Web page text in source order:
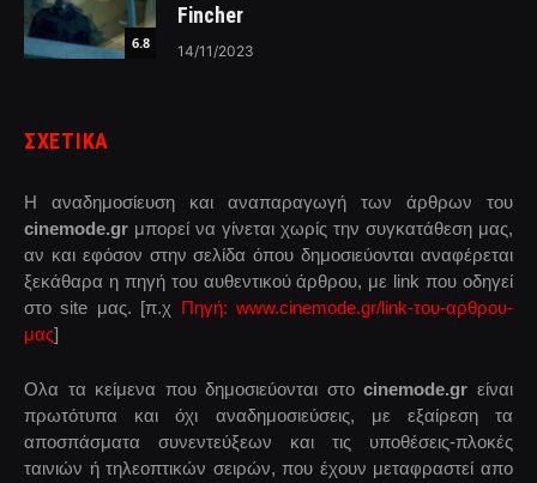
6.8
Fincher
14/11/2023
ΣΧΕΤΙΚΑ
Η αναδημοσίευση και αναπαραγωγή των άρθρων του
cinemode.gr μπορεί να γίνεται χωρίς την συγκατάθεση μας,
αν και εφόσον στην σελίδα όπου δημοσιεύονται αναφέρεται
ξεκάθαρα η πηγή του αυθεντικού άρθρου, με link που οδηγεί
στο site μας. [π.χ Πηγή: www.cinemode.gr/link-του-αρθρου-
μας]
Ολα τα κείμενα που δημοσιεύονται στοcinemode.gr είναι
πρωτότυπα και όχι αναδημοσιεύσεις, με εξαίρεση τα
αποσπάσματα συνεντεύξεων και τις υποθέσεις-πλοκές
ταινιών ή τηλεοπτικών σειρών, που έχουν μεταφραστεί απο